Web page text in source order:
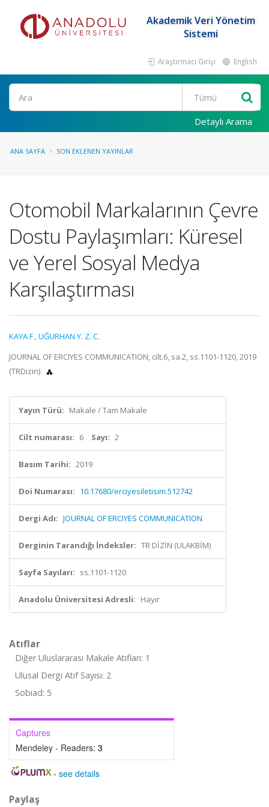
Akademik Veri Yönetim
Sistemi
Araştırmacı Girişi English
Ara
Detaylı Arama
ANA SAYFA SON EKLENEN YAYINLAR
Otomobil Markalarının Çevre
Dostu Paylaşımları: Küresel
ve Yerel Sosyal Medya
Karşılaştırması
KAYA F.,UĞURHAN Y. Z. C.
JOURNAL OF ERCIYES COMMUNICATION, cilt.6, sa.2, ss.1101-1120, 2019
(TRDizin)
Yayın Türü: Makale / Tam Makale
Cilt numarası: 6 Sayı: 2
Basım Tarihi: 2019
Doi Numarası: 10.17680/erciyesiletisim.512742
Dergi Adı: JOURNAL OF ERCIYES COMMUNICATION
Derginin Tarandığı İndeksler: TR DİZİN (ULAKBİM)
Sayfa Sayıları: ss.1101-1120
Anadolu Üniversitesi Adresli: Hayır
Atıflar
Diğer Uluslararası Makale Atıfları: 1
Ulusal Dergi Atıf Sayısı: 2
Sobiad: 5
Captures
Mendeley - Readers: 3
- see details
Paylaş